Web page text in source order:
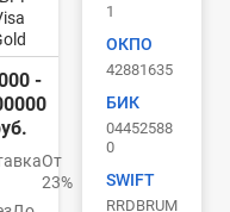
-
От
23%
1
ОКПО
42881635
БИК
04452588
0
SWIFT
RRDBRUM